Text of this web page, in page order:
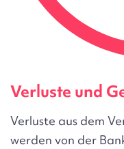
Verluste und
Verluste aus dem
werden von der